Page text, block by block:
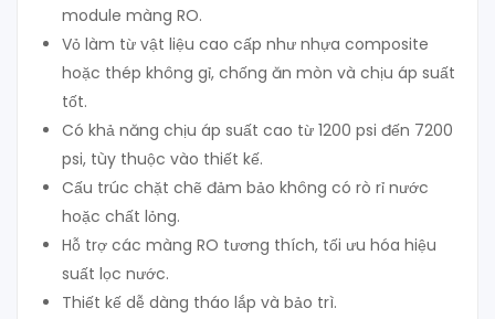
module màng RO.
Vỏ làm từ vật liệu cao cấp như nhựa composite
hoặc thép không gỉ, chống ăn mòn và chịu áp suất
tốt.
Có khả năng chịu áp suất cao từ 1200 psi đến 7200
psi, tùy thuộc vào thiết kế.
Cấu trúc chặt chẽ đảm bảo không có rò rỉ nước
hoặc chất lỏng.
Hỗ trợ các màng RO tương thích, tối ưu hóa hiệu
suất lọc nước.
Thiết kế dễ dàng tháo lắp và bảo trì.